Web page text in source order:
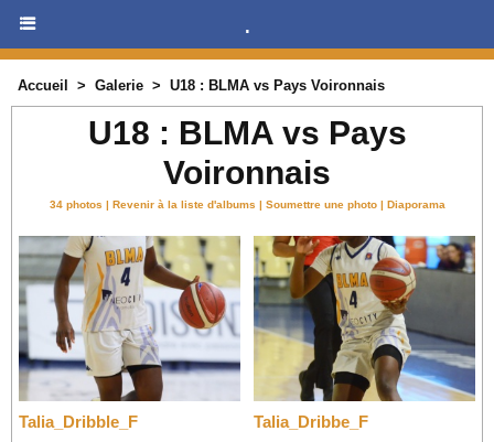
.
Accueil > Galerie > U18 : BLMA vs Pays Voironnais
U18 : BLMA vs Pays
Voironnais
34 photos | Revenir à la liste d'albums | Soumettre une photo | Diaporama
Talia_Dribble_F Talia_Dribbe_F